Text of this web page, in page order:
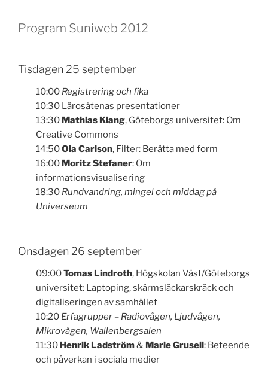
Program Suniweb 2012
Tisdagen 25 september
10:00 Registrering och fika
10:30 Lärosätenas presentationer
13:30 Mathias Klang, Göteborgs universitet: Om
Creative Commons
14:50Ola Carlson, Filter: Berätta med form
16:00 Moritz Stefaner: Om
informationsvisualisering
18:30 Rundvandring, mingel och middag på
Universeum
Onsdagen 26 september
09:00Tomas Lindroth, Högskolan Väst/Göteborgs
universitet: Laptoping, skärmsläckarskräck och
digitaliseringen av samhället
10:20 Erfagrupper – Radiovågen, Ljudvågen,
Mikrovågen, Wallenbergsalen
11:30 Henrik Ladström& Marie Grusell: Beteende
och påverkan i sociala medier